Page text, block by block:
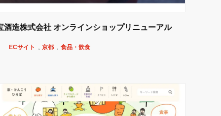
酒造株式会社 オンラインショップリニューアル
ECサイト 京都 食品・飲食